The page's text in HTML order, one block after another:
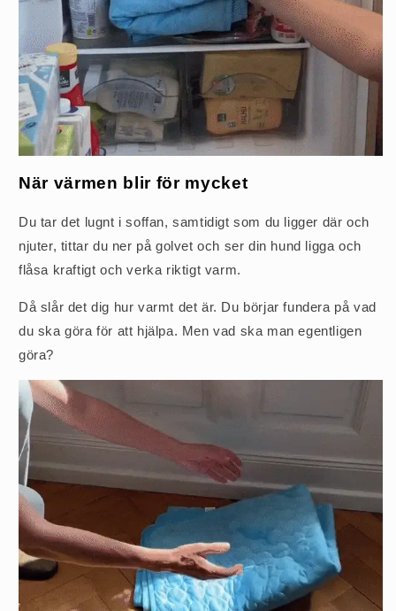
När värmen blir för mycket
Du tar det lugnt i soffan, samtidigt som du ligger där och
njuter, tittar du ner på golvet och ser din hund ligga och
flåsa kraftigt och verka riktigt varm.
Då slår det dig hur varmt det är. Du börjar fundera på vad
du ska göra för att hjälpa. Men vad ska man egentligen
göra?